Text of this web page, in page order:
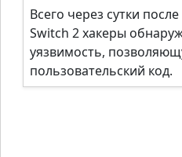
Всего через сутки
Switch 2 хакеры
уязвимость,
пользовательский код.